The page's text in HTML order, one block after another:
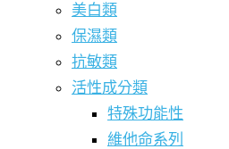
美白類
保濕類
抗敏類
活性成分類
特殊功能性
維他命系列